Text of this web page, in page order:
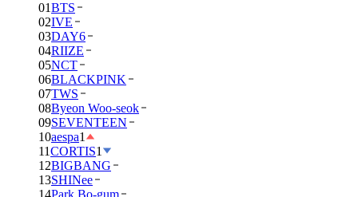
01BTS
02IVE
03DAY6
04RIIZE
05NCT
06BLACKPINK
07TWS
08Byeon Woo-seok
09SEVENTEEN
10aespa1
11CORTIS1
12BIGBANG
13SHINee
14Park Bo-gum